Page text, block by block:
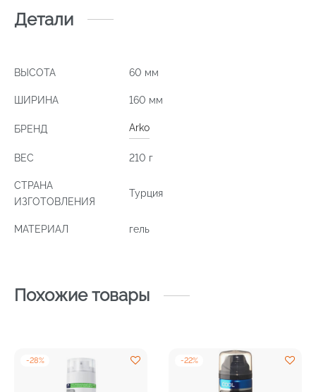
Детали
ВЫСОТА 60 мм
ШИРИНА 160 мм
БРЕНД Arko
ВЕС 210 г
СТРАНА
ИЗГОТОВЛЕНИЯ
Турция
МАТЕРИАЛ гель
Похожие товары
-28% -22%